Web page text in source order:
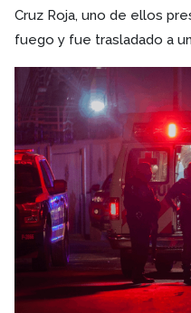
Cruz Roja, uno de ellos
fuego y fue trasladado a